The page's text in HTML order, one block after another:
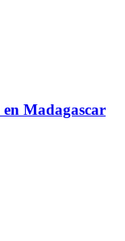
Madagascar